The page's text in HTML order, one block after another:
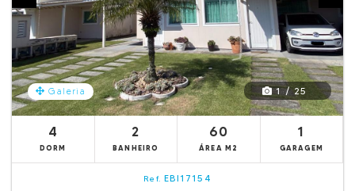
Galeria 1 / 25
4
DORM
2
BANHEIRO
60
ÁREA M2
1
GARAGEM
Ref. EBI17154